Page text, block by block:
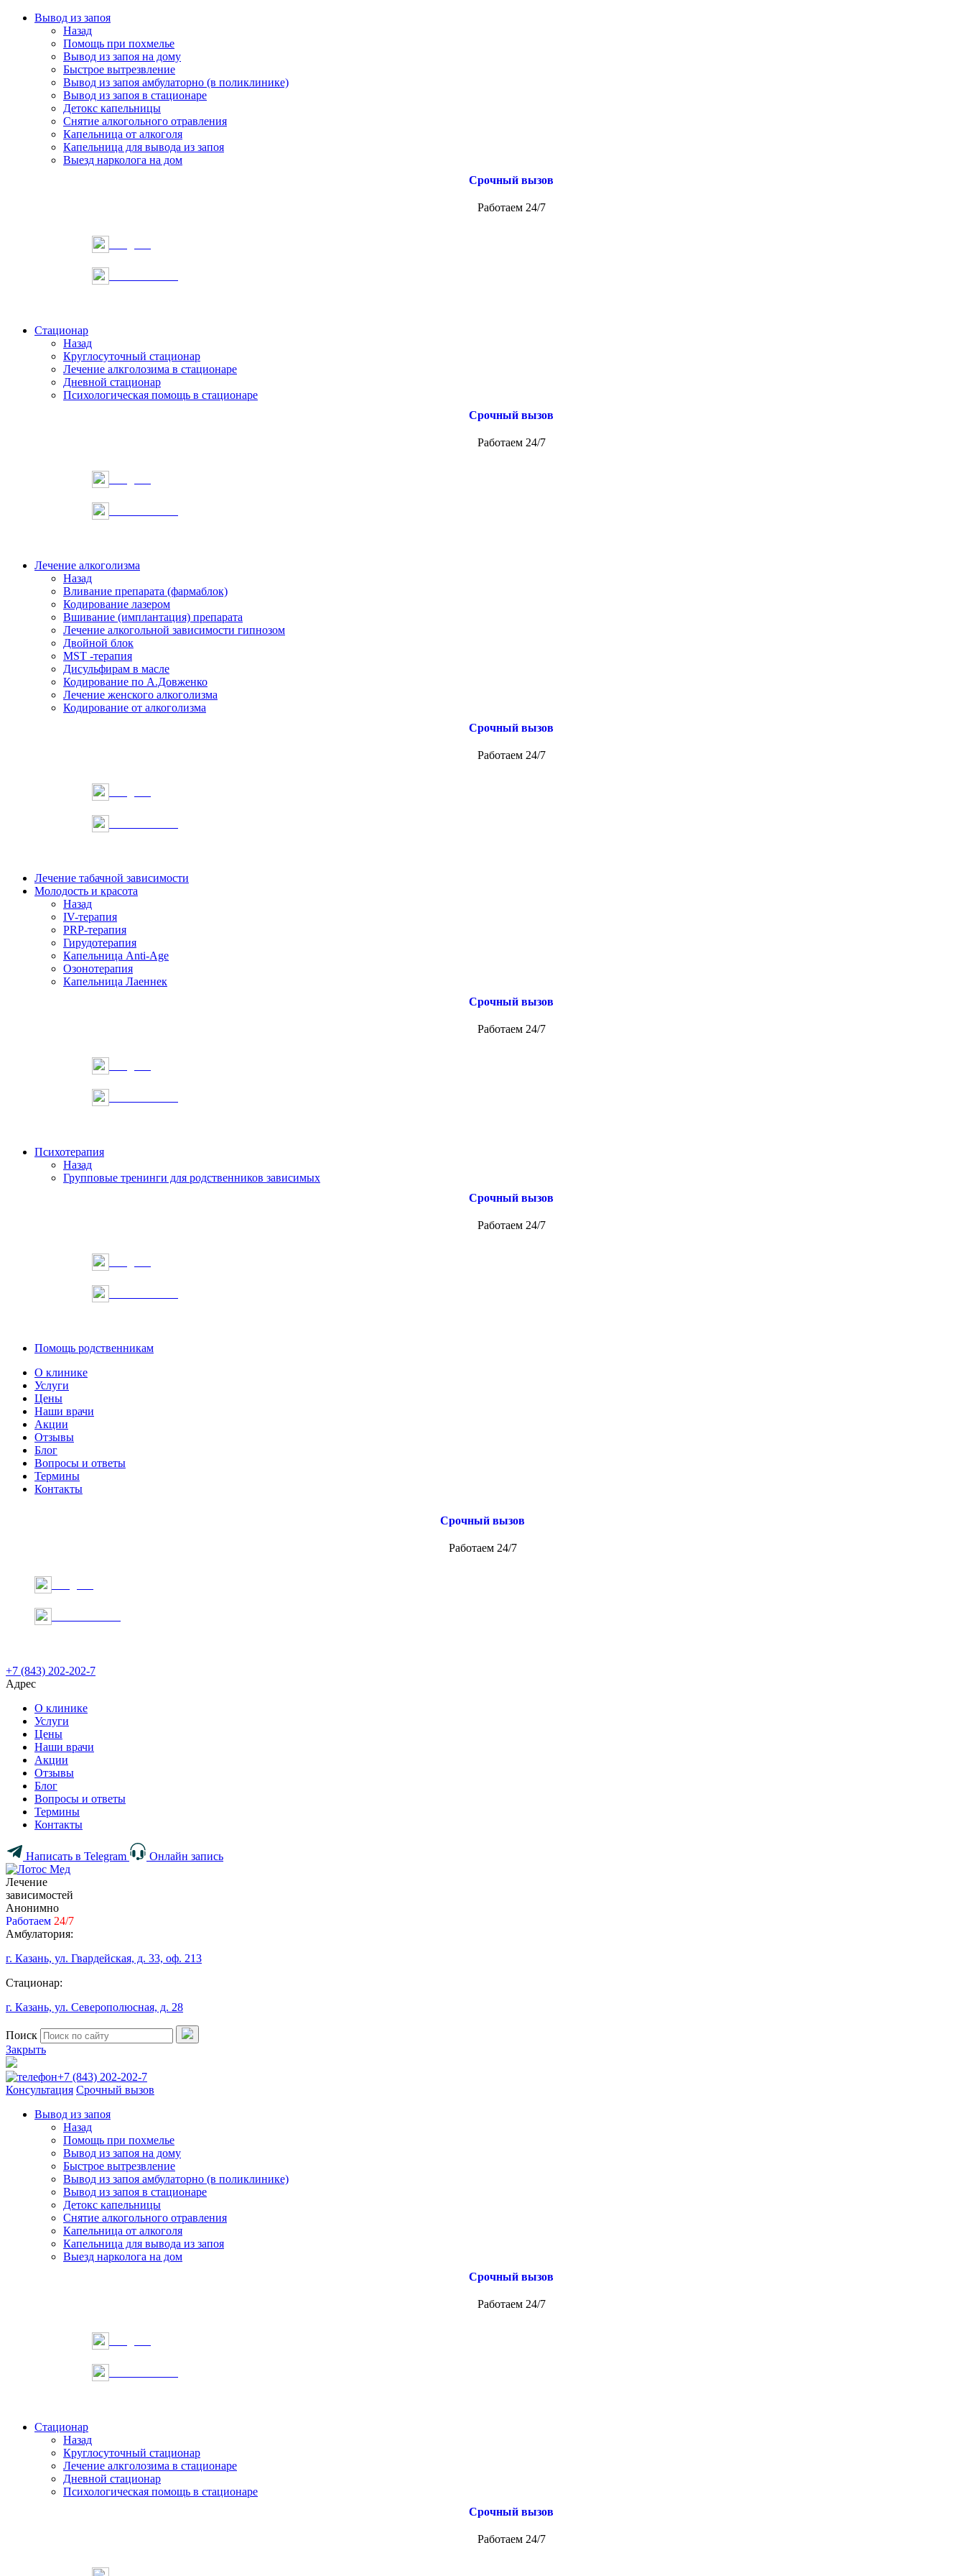
Вывод из запоя
Назад
Помощь при похмелье
Вывод из запоя на дому
Быстрое вытрезвление
Вывод из запоя амбулаторно (в поликлинике)
Вывод из запоя в стационаре
Детокс капельницы
Снятие алкогольного отравления
Капельница от алкоголя
Капельница для вывода из запоя
Выезд нарколога на дом
Срочный вызов
Работаем 24/7
Стационар
Назад
Круглосуточный стационар
Лечение алкголозима в стационаре
Дневной стационар
Психологическая помощь в стационаре
Срочный вызов
Работаем 24/7
Лечение алкоголизма
Назад
Вливание препарата (фармаблок)
Кодирование лазером
Вшивание (имплантация) препарата
Лечение алкогольной зависимости гипнозом
Двойной блок
MST -терапия
Дисульфирам в масле
Кодирование по А.Довженко
Лечение женского алкоголизма
Кодирование от алкоголизма
Срочный вызов
Работаем 24/7
Лечение табачной зависимости
Молодость и красота
Назад
IV-терапия
PRP-терапия
Гирудотерапия
Капельница Anti-Age
Озонотерапия
Капельница Лаеннек
Срочный вызов
Работаем 24/7
Психотерапия
Назад
Групповые тренинги для родственников зависимых
Срочный вызов
Работаем 24/7
Помощь родственникам
О клинике
Услуги
Цены
Наши врачи
Акции
Отзывы
Блог
Вопросы и ответы
Термины
Контакты
Срочный вызов
Работаем 24/7
+7 (843) 202-202-7
Адрес
О клинике
Услуги
Цены
Наши врачи
Акции
Отзывы
Блог
Вопросы и ответы
Термины
Контакты
Написать в Telegram Онлайн запись
Лечение
зависимостей
Анонимно
Работаем 24/7
Амбулатория:
г. Казань, ул. Гвардейская, д. 33, оф. 213
Стационар:
г. Казань, ул. Северополюсная, д. 28
Поиск
Закрыть
+7 (843) 202-202-7
Консультация Срочный вызов
Вывод из запоя
Назад
Помощь при похмелье
Вывод из запоя на дому
Быстрое вытрезвление
Вывод из запоя амбулаторно (в поликлинике)
Вывод из запоя в стационаре
Детокс капельницы
Снятие алкогольного отравления
Капельница от алкоголя
Капельница для вывода из запоя
Выезд нарколога на дом
Срочный вызов
Работаем 24/7
Стационар
Назад
Круглосуточный стационар
Лечение алкголозима в стационаре
Дневной стационар
Психологическая помощь в стационаре
Срочный вызов
Работаем 24/7